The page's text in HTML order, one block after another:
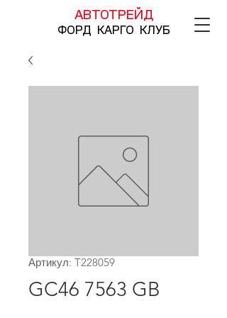
АВТОТРЕЙД
ФОРД КАРГО КЛУБ
Артикул: T228059
GC46 7563 GB